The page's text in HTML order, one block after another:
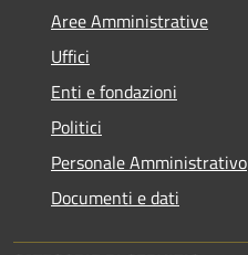
Aree Amministrative
Uffici
Enti e fondazioni
Politici
Personale Amministrativo
Documenti e dati